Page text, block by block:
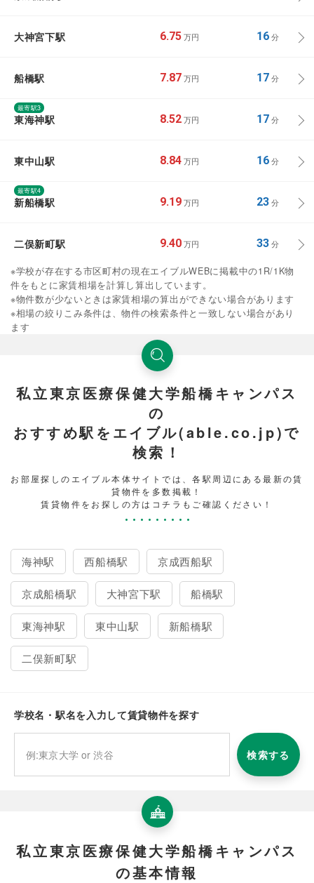
大神宮下駅 6.75 万円 16分
船橋駅 7.87 万円 17分
最寄駅3
東海神駅 8.52 万円 17分
東中山駅 8.84 万円 16分
最寄駅4
新船橋駅 9.19 万円 23分
二俣新町駅 9.40 万円 33分
※学校が存在する市区町村の現在エイブルWEBに掲載中の1R/1K物
件をもとに家賃相場を計算し算出しています。
※物件数が少ないときは家賃相場の算出ができない場合があります
※相場の絞りこみ条件は、物件の検索条件と一致しない場合があり
ます
私立東京医療保健大学船橋キャンパス
の
おすすめ駅をエイブル(able.co.jp)で
検索！
お部屋探しのエイブル本体サイトでは、各駅周辺にある最新の賃
貸物件を多数掲載！
賃貸物件をお探しの方はコチラもご確認ください！
海神駅 西船橋駅 京成西船駅
京成船橋駅 大神宮下駅 船橋駅
東海神駅 東中山駅 新船橋駅
二俣新町駅
学校名・駅名を入力して賃貸物件を探す
検索する
私立東京医療保健大学船橋キャンパス
の基本情報